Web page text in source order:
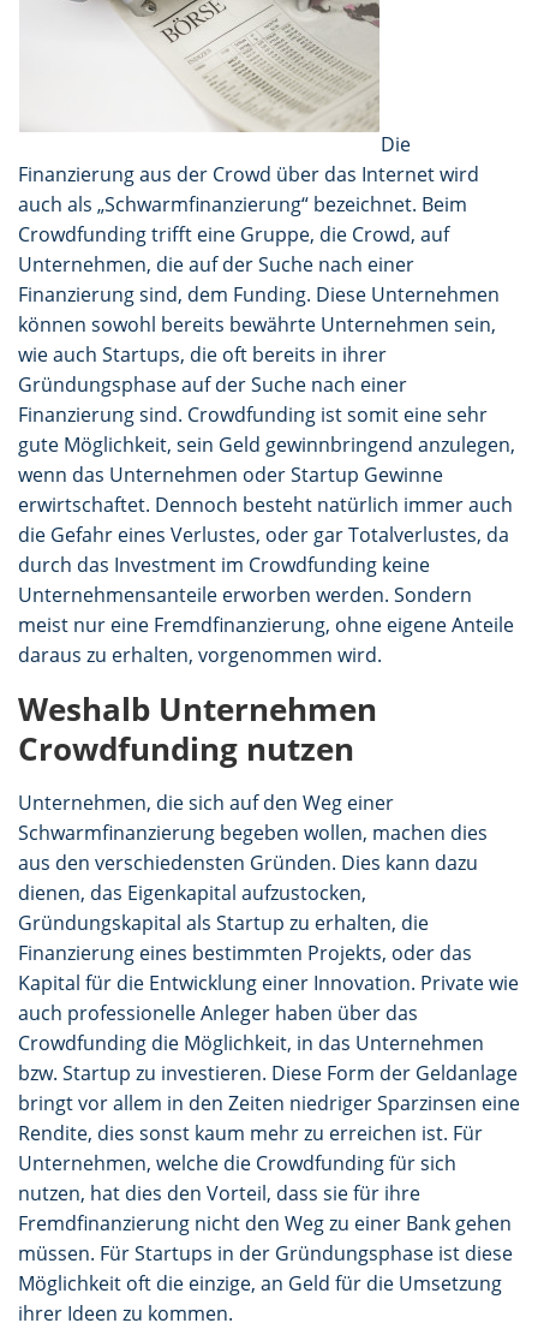
Die
Finanzierung aus der Crowd über das Internet wird
auch als „Schwarmfinanzierung“ bezeichnet. Beim
Crowdfunding trifft eine Gruppe, die Crowd, auf
Unternehmen, die auf der Suche nach einer
Finanzierung sind, dem Funding. Diese Unternehmen
können sowohl bereits bewährte Unternehmen sein,
wie auch Startups, die oft bereits in ihrer
Gründungsphase auf der Suche nach einer
Finanzierung sind. Crowdfunding ist somit eine sehr
gute Möglichkeit, sein Geld gewinnbringend anzulegen,
wenn das Unternehmen oder Startup Gewinne
erwirtschaftet. Dennoch besteht natürlich immer auch
die Gefahr eines Verlustes, oder gar Totalverlustes, da
durch das Investment im Crowdfunding keine
Unternehmensanteile erworben werden. Sondern
meist nur eine Fremdfinanzierung, ohne eigene Anteile
daraus zu erhalten, vorgenommen wird.
Weshalb Unternehmen
Crowdfunding nutzen
Unternehmen, die sich auf den Weg einer
Schwarmfinanzierung begeben wollen, machen dies
aus den verschiedensten Gründen. Dies kann dazu
dienen, das Eigenkapital aufzustocken,
Gründungskapital als Startup zu erhalten, die
Finanzierung eines bestimmten Projekts, oder das
Kapital für die Entwicklung einer Innovation. Private wie
auch professionelle Anleger haben über das
Crowdfunding die Möglichkeit, in das Unternehmen
bzw. Startup zu investieren. Diese Form der Geldanlage
bringt vor allem in den Zeiten niedriger Sparzinsen eine
Rendite, dies sonst kaum mehr zu erreichen ist. Für
Unternehmen, welche die Crowdfunding für sich
nutzen, hat dies den Vorteil, dass sie für ihre
Fremdfinanzierung nicht den Weg zu einer Bank gehen
müssen. Für Startups in der Gründungsphase ist diese
Möglichkeit oft die einzige, an Geld für die Umsetzung
ihrer Ideen zu kommen.